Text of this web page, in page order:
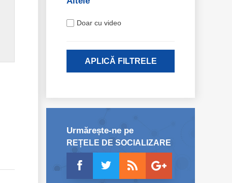
Doar cu video
APLICĂ FILTRELE
Urmărește-ne pe
REȚELE DE SOCIALIZARE